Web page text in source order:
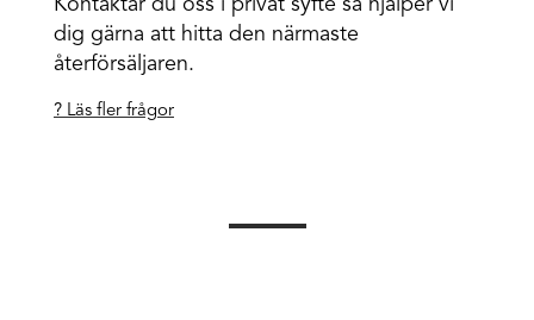
Kontaktar du oss i privat syfte så hjälper vi
dig gärna att hitta den närmaste
återförsäljaren.
? Läs fler frågor